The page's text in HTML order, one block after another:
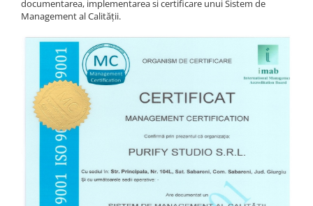
documentarea, implementarea si certificare unui Sistem de
Management al Calității.